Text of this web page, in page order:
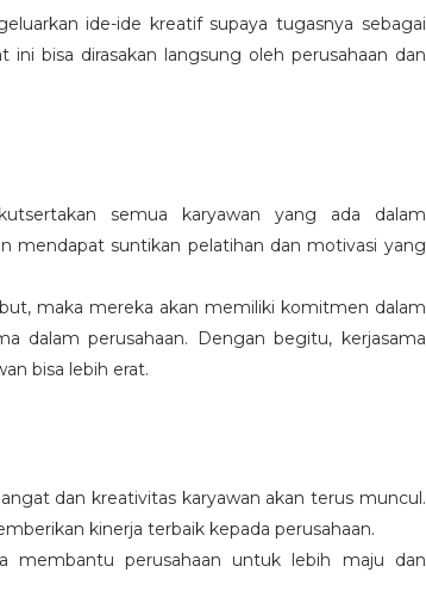
ide-ide kreatif supaya tugasnya sebagai
ini bisa dirasakan langsung oleh perusahaan dan
semua karyawan yang ada dalam
mendapat suntikan pelatihan dan motivasi yang
maka mereka akan memiliki komitmen dalam
dalam perusahaan. Dengan begitu, kerjasama
bisa lebih erat.
dan kreativitas karyawan akan terus muncul.
kinerja terbaik kepada perusahaan.
membantu perusahaan untuk lebih maju dan